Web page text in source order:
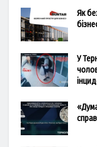
Як
У